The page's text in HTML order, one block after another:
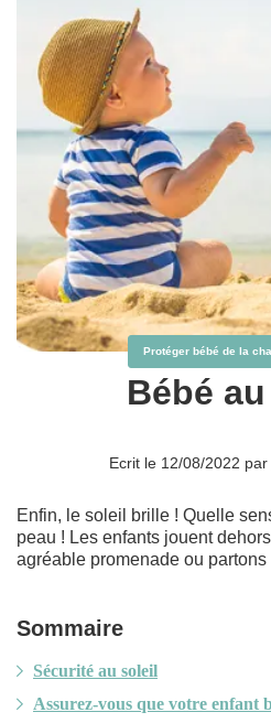
Protéger bébé de la
Bébé
Ecrit le 12/08/2022 par
Enfin, le soleil brille ! Quelle
peau ! Les enfants jouent
agréable promenade ou
Sommaire
Sécurité au soleil
Assurez-vous que votre enfant